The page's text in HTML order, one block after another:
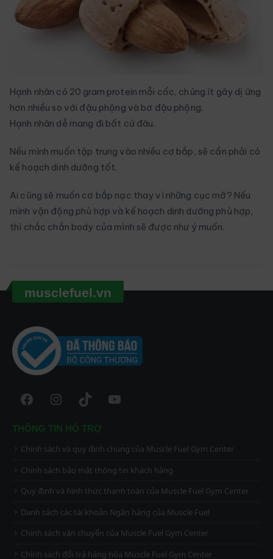
Hạnh nhân có 20 gram protein mỗi cốc, chúng ít gây dị ứng
hơn nhiều so với đậu phộng và bơ đậu phộng.
Hạnh nhân dễ mang đi bất cứ đâu.
Nếu mình muốn tập trung vào nhiều cơ bắp, sẽ cần phải có
kế hoạch dinh dưỡng tốt.
Ai cũng sẽ muốn cơ bắp nạc thay vì những cục mỡ? Nếu
mình vận động phù hợp và kế hoạch dinh dưỡng phù hợp,
thì chắc chắn body của mình sẽ được như ý muốn.
musclefuel.vn
Facebook
Instagram
TikTokYouTube
THÔNG TIN HỖ TRỢ
Chính sách và quy định chung của Muscle Fuel Gym Center
Chính sách bảo mật thông tin khách hàng
Quy định và hình thức thanh toán của Muscle Fuel Gym Center
Danh sách các tài khoản Ngân hàng của Muscle Fuel
Chính sách vận chuyển của Muscle Fuel Gym Center
Chính sách đổi trả hàng hóa Muscle Fuel Gym Center